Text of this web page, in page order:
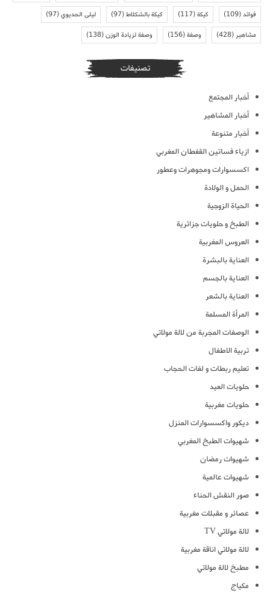
فوائد(109) كيكة(117) كيكة بالشكلاط(97) ليلى الحديوي(97)
مشاهير(428) وصفة(156) وصفة لزيادة الوزن(138)
تصنيفات
أخبار المجتمع
أخبار المشاهير
أخبار متنوعة
ازياء فساتين القفطان المغربي
اكسسوارات ومجوهرات وعطور
الحمل و الولادة
الحياة الزوجية
الطبخ و حلويات جزائرية
العروس المغربية
العناية بالبشرة
العناية بالجسم
العناية بالشعر
المرأة المسلمة
الوصفات المجربة من لالة مولاتي
تربية الاطفال
تعليم ربطات و لفات الحجاب
حلويات العيد
حلويات مغربية
ديكور واكسسوارات المنزل
شهيوات الطبخ المغربي
شهيوات رمضان
شهيوات عالمية
صور النقش الحناء
عصائر و مقبلات مغربية
لالة مولاتي TV
لالة مولاتي اناقة مغربية
مطبخ لالة مولاتي
مكياج